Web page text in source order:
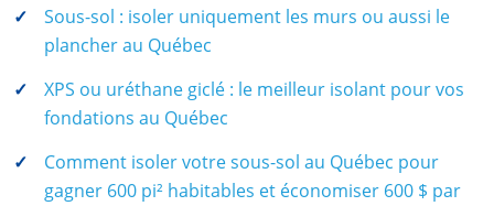
Sous-sol : isoler uniquement les murs ou aussi le
plancher au Québec
XPS ou uréthane giclé : le meilleur isolant pour vos
fondations au Québec
Comment isoler votre sous-sol au Québec pour
gagner 600 pi² habitables et économiser 600 $ par